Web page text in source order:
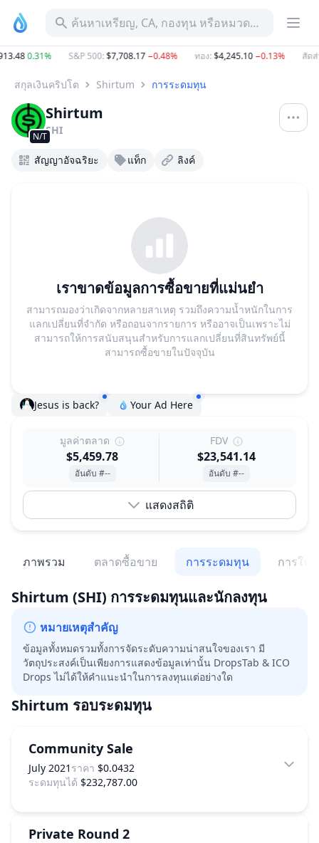
ค้นหาเหรียญ, CA, กองทุน หรือหมวดหมู่
0.31% S&P 500:$7,708.17−0.48% ทอง:$4,245.10−0.13% สัดส่
สกุลเงินคริปโต Shirtum การระดมทุน
N/T
Shirtum
SHI
สัญญาอัจฉริยะ แท็ก ลิงค์
เราขาดข้อมูลการซื้อขายที่แม่นยำ
สามารถมองว่าเกิดจากหลายสาเหตุ รวมถึงความน้ำหนักในการ
แลกเปลี่ยนที่จำกัด หรือถอนจากรายการ หรืออาจเป็นเพราะไม่
สามารถให้การสนับสนุนสำหรับการแลกเปลี่ยนที่สินทรัพย์นี้
สามารถซื้อขายในปัจจุบัน
Jesus is back? Your Ad Here
มูลค่าตลาด
$5,459.78
อันดับ #--
FDV
$23,541.14
อันดับ #--
แสดงสถิติ
ภาพรวม ตลาดซื้อขาย การระดมทุน การให้
Shirtum (SHI) การระดมทุนและนักลงทุน
หมายเหตุสำคัญ
ข้อมูลทั้งหมดรวมทั้งการจัดระดับความน่าสนใจของเรา มี
วัตถุประสงค์เป็นเพียงการแสดงข้อมูลเท่านั้น DropsTab & ICO
Drops ไม่ได้ให้คำแนะนำในการลงทุนแต่อย่างใด
Shirtum รอบระดมทุน
Community Sale
July 2021 ราคา $0.0432
ระดมทุนได้ $232,787.00
Private Round 2